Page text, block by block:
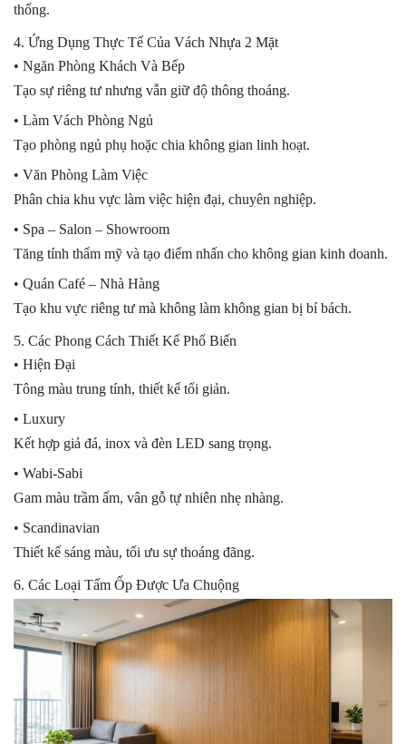
thống.
4. Ứng Dụng Thực Tế Của Vách Nhựa 2 Mặt
• Ngăn Phòng Khách Và Bếp
Tạo sự riêng tư nhưng vẫn giữ độ thông thoáng.
• Làm Vách Phòng Ngủ
Tạo phòng ngủ phụ hoặc chia không gian linh hoạt.
• Văn Phòng Làm Việc
Phân chia khu vực làm việc hiện đại, chuyên nghiệp.
• Spa – Salon – Showroom
Tăng tính thẩm mỹ và tạo điểm nhấn cho không gian kinh doanh.
• Quán Café – Nhà Hàng
Tạo khu vực riêng tư mà không làm không gian bị bí bách.
5. Các Phong Cách Thiết Kế Phổ Biến
• Hiện Đại
Tông màu trung tính, thiết kế tối giản.
• Luxury
Kết hợp giả đá, inox và đèn LED sang trọng.
• Wabi-Sabi
Gam màu trầm ấm, vân gỗ tự nhiên nhẹ nhàng.
• Scandinavian
Thiết kế sáng màu, tối ưu sự thoáng đãng.
6. Các Loại Tấm Ốp Được Ưa Chuộng